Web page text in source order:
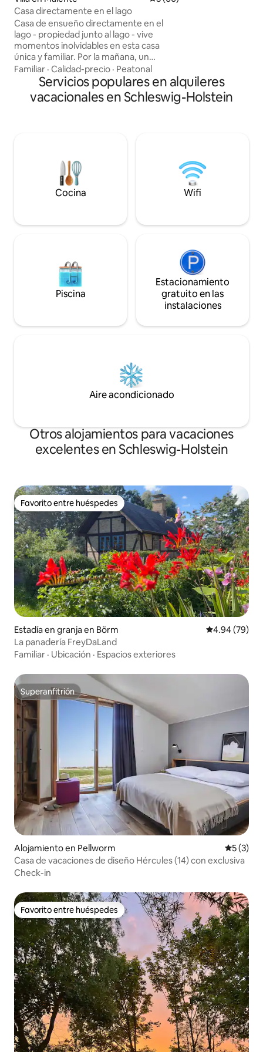
Casa directamente en el lago
Casa de ensueño directamente en el
lago - propiedad junto al lago - vive
momentos inolvidables en esta casa
única y familiar. Por la mañana, un
chapuzón rápido en el lago, una vuelta
nadando, surf de remo, remar, pescar...
Todo directamente desde la propiedad.
Excursiones a pie y en bicicleta, a 30
vistas. Aquí se puede combinar la
relajación y la aventura.
Familiar · Calidad-precio · Peatonal
Servicios populares en alquileres
vacacionales en Schleswig-Holstein
Cocina Wifi
Piscina
Estacionamiento
gratuito en las
instalaciones
Aire acondicionado
Otros alojamientos para vacaciones
excelentes en Schleswig-Holstein
Favorito entre huéspedes
Favorito entre huéspedes
Estadía en granja en Börm Calificación
4.94 (79)
La panadería FreyDaLand
Familiar · Ubicación · Espacios exteriores
Superanfitrión
Superanfitrión
Alojamiento en Pellworm
5 (3)
Casa de vacaciones de diseño Hércules (14) con exclusiva
Check-in
Favorito entre huéspedes
Favorito entre huéspedes